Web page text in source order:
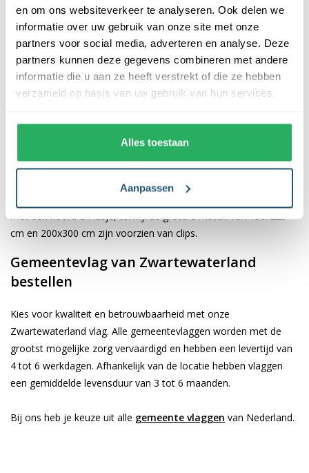
en om ons websiteverkeer te analyseren. Ook delen we
informatie over uw gebruik van onze site met onze
partners voor social media, adverteren en analyse. Deze
partners kunnen deze gegevens combineren met andere
informatie die u aan ze heeft verstrekt of die ze hebben
verzameld op basis van uw gebruik van hun services.
Alles toestaan
Aanpassen
De afwerking van onze vlaggen is van hoge kwaliteit. Ze zijn
voorzien van een sterke kopband en een dubbele stiknaad, wat
bijdraagt aan hun duurzaamheid en stevigheid. Wij bieden de
vlag vanZwartewaterlandaan in verschillende afmetingen:
40x60 cm, 70x100 cm, 100x150 cm, 150x225 cm en 200x300
Afhankelijk van de afmetingen die je kiest, worden de vlaggen
voorzien van verschillende bevestigingsmogelijkheden. De
met een koord en lusje, terwijl de grotere maten van 150x225
cm en 200x300 cm zijn voorzien van clips.
Gemeentevlag van Zwartewaterland
bestellen
Kies voor kwaliteit en betrouwbaarheid met onze
Zwartewaterland vlag. Alle gemeentevlaggen worden met de
grootst mogelijke zorg vervaardigd en hebben een levertijd van
4 tot 6 werkdagen. Afhankelijk van de locatie hebben vlaggen
een gemiddelde levensduur van 3 tot 6 maanden.
Bij ons heb je keuze uit alle gemeente vlaggen van Nederland.